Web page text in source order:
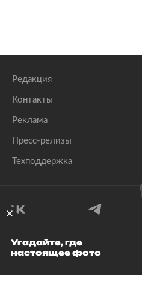
Редакция
Контакты
Реклама
Пресс-релизы
Техподдержка
© 1999–2026 Все
Угадайте, где
настоящее фото